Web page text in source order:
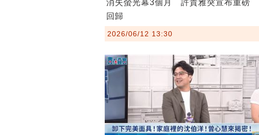
消失螢光幕3個月 許貴雅突宣布重磅
回歸
2026/06/12 13:30